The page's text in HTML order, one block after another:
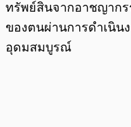
ทรัพย์สินจากอาชญากร
ของตนผ่านการดำเนิน
อุดมสมบูรณ์